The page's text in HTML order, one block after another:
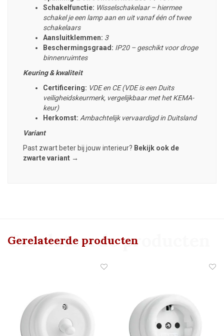
Schakelfunctie: Wisselschakelaar – hiermee
schakel je een lamp aan en uit vanaf één of twee
schakelaars
Aansluitklemmen: 3
Beschermingsgraad: IP20 – geschikt voor droge
binnenruimtes
Keuring & kwaliteit
Certificering: VDE en CE (VDE is een Duits
veiligheidskeurmerk, vergelijkbaar met het KEMA-
keur)
Herkomst: Ambachtelijk vervaardigd in Duitsland
Variant
Past zwart beter bij jouw interieur? Bekijk ook de
zwarte variant →
Gerelateerde producten
Gerelateerde producten